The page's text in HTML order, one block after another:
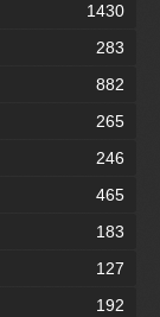
1430
283
882
265
246
465
183
127
192